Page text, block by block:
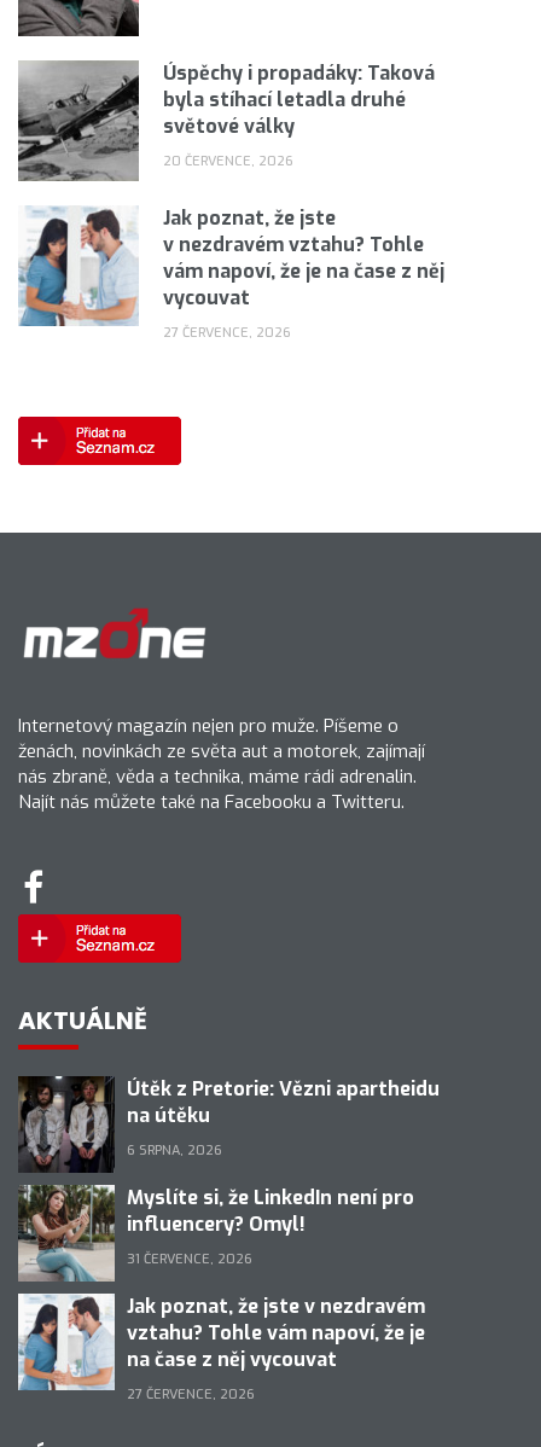
Úspěchy i propadáky: Taková
byla stíhací letadla druhé
světové války
20 ČERVENCE, 2026
Jak poznat, že jste
v nezdravém vztahu? Tohle
vám napoví, že je na čase z něj
vycouvat
27 ČERVENCE, 2026
Internetový magazín nejen pro muže. Píšeme o
ženách, novinkách ze světa aut a motorek, zajímají
nás zbraně, věda a technika, máme rádi adrenalin.
Najít nás můžete také na Facebooku a Twitteru.
AKTUÁLNĚ
Útěk z Pretorie: Vězni apartheidu
na útěku
6 SRPNA, 2026
Myslíte si, že LinkedIn není pro
influencery? Omyl!
31 ČERVENCE, 2026
Jak poznat, že jste v nezdravém
vztahu? Tohle vám napoví, že je
na čase z něj vycouvat
27 ČERVENCE, 2026